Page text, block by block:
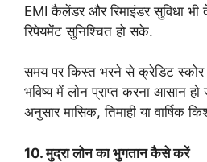
EMI कैलेंडर और रिमाइंडर सुविधा
रिपेयमेंट सुनिश्चित हो सके.
समय पर किस्त भरने से क्रेडिट स्कोर
भविष्य में लोन प्राप्त करना आसान
अनुसार मासिक, तिमाही या वार्षिक
10. मुद्रा लोन का भुगतान कैसे करें